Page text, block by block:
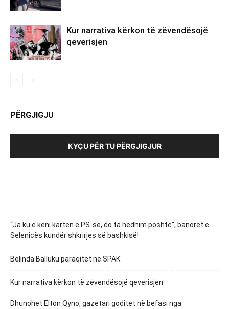
Kur narrativa kërkon të zëvendësojë
qeverisjen
PËRGJIGJU
KYÇU PËR TU PËRGJIGJUR
“Ja ku e keni kartën e PS-së, do ta hedhim poshtë”, banorët e
Selenicës kundër shkrirjes së bashkisë!
Belinda Balluku paraqitet në SPAK
Kur narrativa kërkon të zëvendësojë qeverisjen
Dhunohet Elton Qyno, gazetari goditet në befasi nga